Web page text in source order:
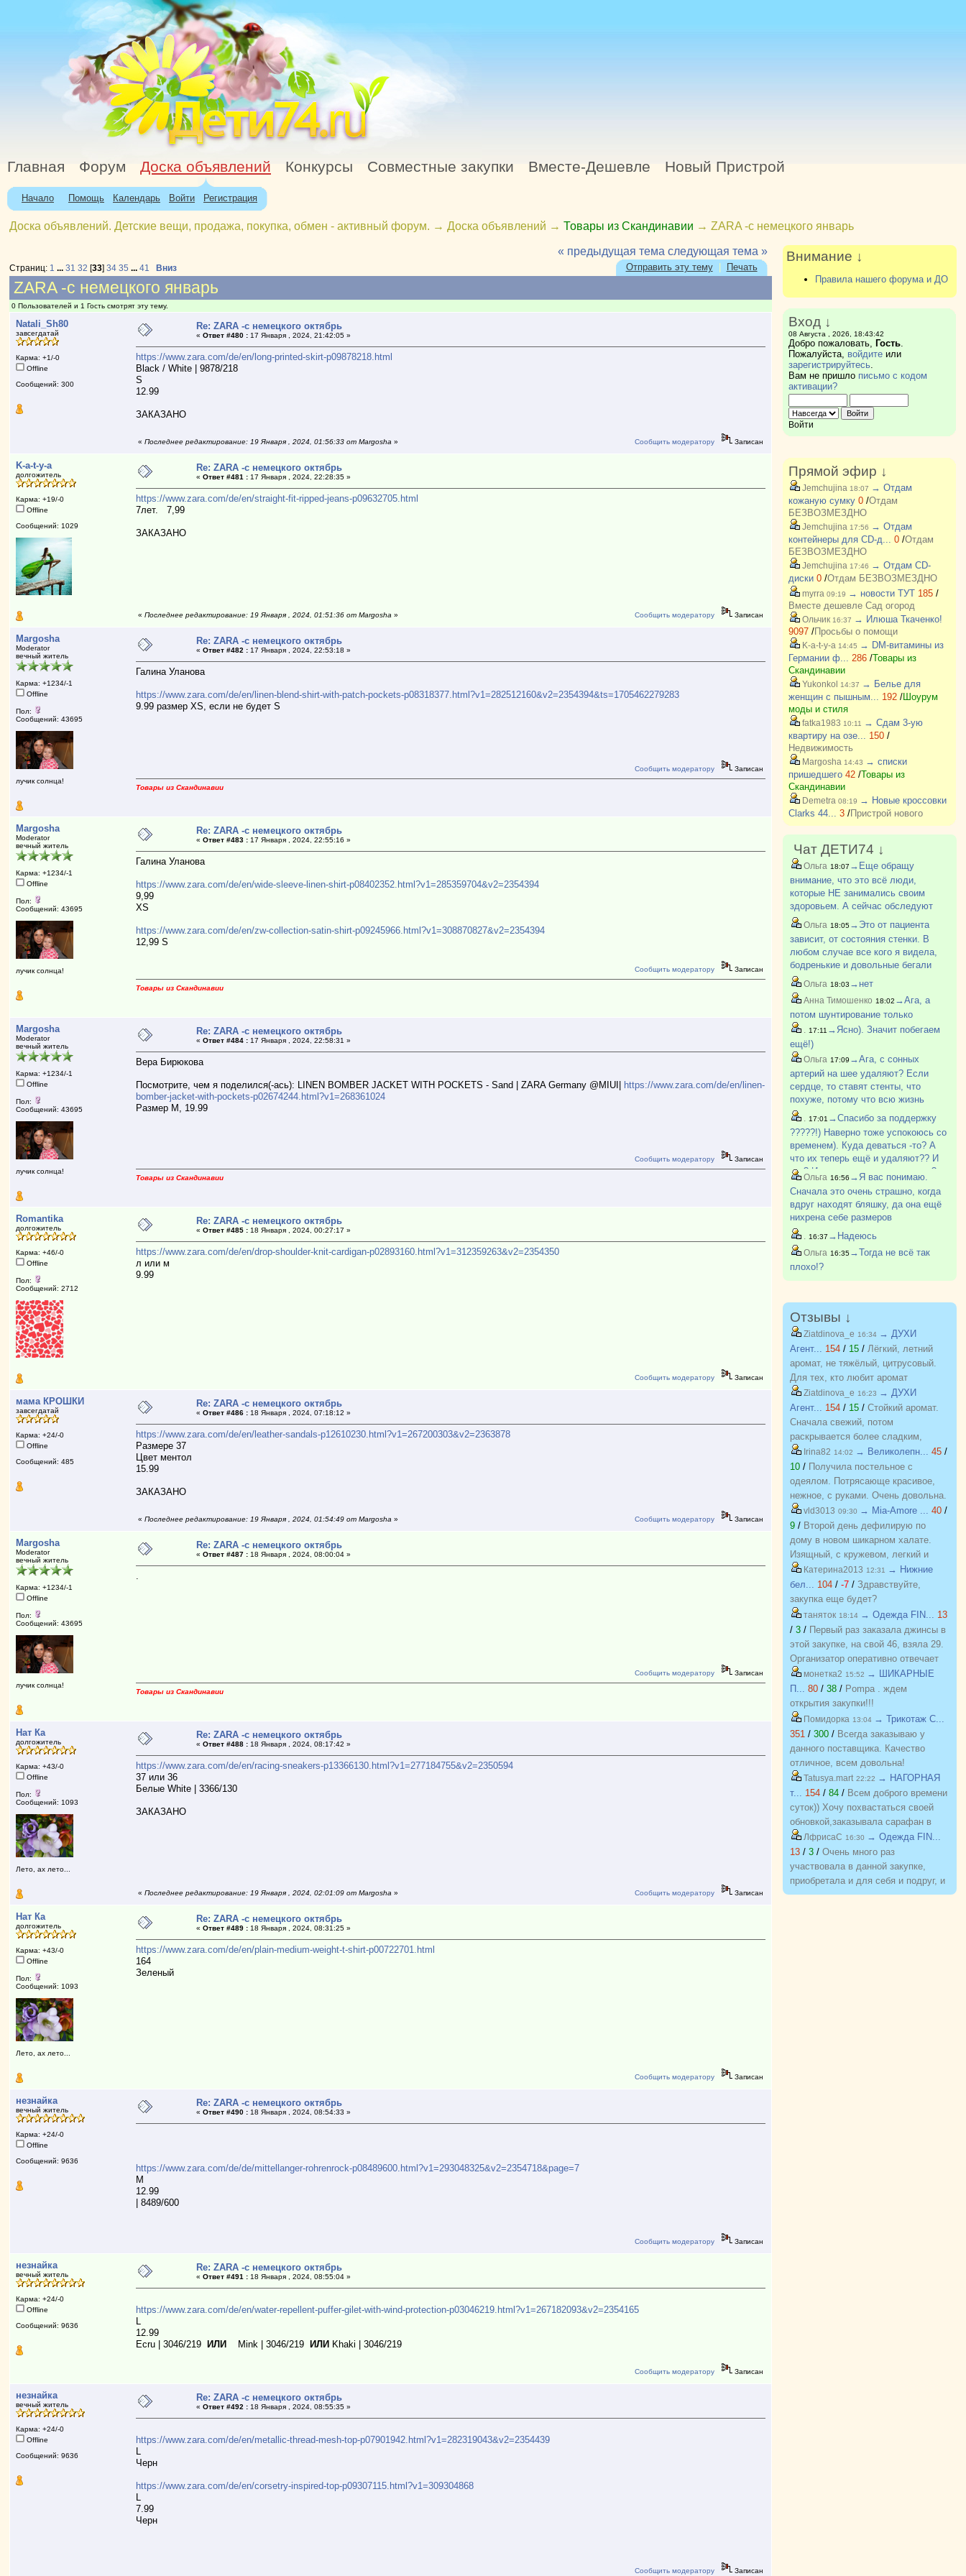
Главная Форум Доска объявлений Конкурсы Совместные закупки Вместе-Дешевле Новый Пристрой
Начало Помощь Календарь Войти Регистрация
Доска объявлений. Детские вещи, продажа, покупка, обмен - активный форум. → Доска объявлений → Товары из Скандинавии → ZARA -с немецкого январь
Страниц: 1 ...31 32 [33]34 35 ...41 Вниз
« предыдущая тема следующая тема »
Отправить эту тему| Печать
ZARA -с немецкого январь
0 Пользователей и 1 Гость смотрят эту тему.
Natali_Sh80
завсегдатай
Карма: +1/-0
Offline
Сообщений: 300
Re: ZARA -с немецкого октябрь
«Ответ #480 : 17 Января , 2024, 21:42:05 »
https://www.zara.com/de/en/long-printed-skirt-p09878218.html
Black / White | 9878/218
S
12.99
ЗАКАЗАНО
«Последнее редактирование: 19 Января , 2024, 01:56:33 от Margosha » Сообщить модератору Записан
K-a-t-y-a
долгожитель
Карма: +19/-0
Offline
Сообщений: 1029
Re: ZARA -с немецкого октябрь
«Ответ #481 : 17 Января , 2024, 22:28:35 »
https://www.zara.com/de/en/straight-fit-ripped-jeans-p09632705.html
7лет. 7,99
ЗАКАЗАНО
«Последнее редактирование: 19 Января , 2024, 01:51:36 от Margosha » Сообщить модератору Записан
Margosha
Moderator
вечный житель
Карма: +1234/-1
Offline
Пол:
Сообщений: 43695
лучик солнца!
Re: ZARA -с немецкого октябрь
«Ответ #482 : 17 Января , 2024, 22:53:18 »
Галина Уланова
https://www.zara.com/de/en/linen-blend-shirt-with-patch-pockets-p08318377.html?v1=282512160&v2=2354394&ts=1705462279283
9.99 размер XS, если не будет S
Сообщить модератору Записан
Товары из Скандинавии
Margosha
Moderator
вечный житель
Карма: +1234/-1
Offline
Пол:
Сообщений: 43695
лучик солнца!
Re: ZARA -с немецкого октябрь
«Ответ #483 : 17 Января , 2024, 22:55:16 »
Галина Уланова
https://www.zara.com/de/en/wide-sleeve-linen-shirt-p08402352.html?v1=285359704&v2=2354394
9,99
XS
https://www.zara.com/de/en/zw-collection-satin-shirt-p09245966.html?v1=308870827&v2=2354394
12,99 S
Сообщить модератору Записан
Товары из Скандинавии
Margosha
Moderator
вечный житель
Карма: +1234/-1
Offline
Пол:
Сообщений: 43695
лучик солнца!
Re: ZARA -с немецкого октябрь
«Ответ #484 : 17 Января , 2024, 22:58:31 »
Вера Бирюкова
Посмотрите, чем я поделился(-ась): LINEN BOMBER JACKET WITH POCKETS - Sand | ZARA Germany @MIUI|
https://www.zara.com/de/en/linen-
bomber-jacket-with-pockets-p02674244.html?v1=268361024
Размер М, 19.99
Сообщить модератору Записан
Товары из Скандинавии
Romantika
долгожитель
Карма: +46/-0
Offline
Пол:
Сообщений: 2712
Re: ZARA -с немецкого октябрь
«Ответ #485 : 18 Января , 2024, 00:27:17 »
https://www.zara.com/de/en/drop-shoulder-knit-cardigan-p02893160.html?v1=312359263&v2=2354350
л или м
9.99
Сообщить модератору Записан
мама КРОШКИ
завсегдатай
Карма: +24/-0
Offline
Сообщений: 485
Re: ZARA -с немецкого октябрь
«Ответ #486 : 18 Января , 2024, 07:18:12 »
https://www.zara.com/de/en/leather-sandals-p12610230.html?v1=267200303&v2=2363878
Размере 37
Цвет ментол
15.99
ЗАКАЗАНО
«Последнее редактирование: 19 Января , 2024, 01:54:49 от Margosha » Сообщить модератору Записан
Margosha
Moderator
вечный житель
Карма: +1234/-1
Offline
Пол:
Сообщений: 43695
лучик солнца!
Re: ZARA -с немецкого октябрь
«Ответ #487 : 18 Января , 2024, 08:00:04 »
.
Сообщить модератору Записан
Товары из Скандинавии
Нат Ка
долгожитель
Карма: +43/-0
Offline
Пол:
Сообщений: 1093
Лето, ах лето...
Re: ZARA -с немецкого октябрь
«Ответ #488 : 18 Января , 2024, 08:17:42 »
https://www.zara.com/de/en/racing-sneakers-p13366130.html?v1=277184755&v2=2350594
37 или 36
Белые White | 3366/130
ЗАКАЗАНО
«Последнее редактирование: 19 Января , 2024, 02:01:09 от Margosha » Сообщить модератору Записан
Нат Ка
долгожитель
Карма: +43/-0
Offline
Пол:
Сообщений: 1093
Лето, ах лето...
Re: ZARA -с немецкого октябрь
«Ответ #489 : 18 Января , 2024, 08:31:25 »
https://www.zara.com/de/en/plain-medium-weight-t-shirt-p00722701.html
164
Зеленый
Сообщить модератору Записан
незнайка
вечный житель
Карма: +24/-0
Offline
Сообщений: 9636
Re: ZARA -с немецкого октябрь
«Ответ #490 : 18 Января , 2024, 08:54:33 »
https://www.zara.com/de/de/mittellanger-rohrenrock-p08489600.html?v1=293048325&v2=2354718&page=7
М
12.99
| 8489/600
Сообщить модератору Записан
незнайка
вечный житель
Карма: +24/-0
Offline
Сообщений: 9636
Re: ZARA -с немецкого октябрь
«Ответ #491 : 18 Января , 2024, 08:55:04 »
https://www.zara.com/de/en/water-repellent-puffer-gilet-with-wind-protection-p03046219.html?v1=267182093&v2=2354165
L
12.99
Ecru | 3046/219
ИЛИ Mink | 3046/219 ИЛИ Khaki | 3046/219
Сообщить модератору Записан
незнайка
вечный житель
Карма: +24/-0
Offline
Сообщений: 9636
Re: ZARA -с немецкого октябрь
«Ответ #492 : 18 Января , 2024, 08:55:35 »
https://www.zara.com/de/en/metallic-thread-mesh-top-p07901942.html?v1=282319043&v2=2354439
L
Черн
https://www.zara.com/de/en/corsetry-inspired-top-p09307115.html?v1=309304868
L
7.99
Черн
Сообщить модератору Записан
Внимание ↓
Правила нашего форума и ДО
Вход ↓
08 Августа , 2026, 18:43:42
Добро пожаловать, Гость.
Пожалуйста, войдитеили
зарегистрируйтесь.
Вам не пришло письмо с кодом
активации?
Войти
Прямой эфир ↓
Jemchujina 18:07 → Отдам
кожаную сумку 0/Отдам
БЕЗВОЗМЕЗДНО
Jemchujina 17:56 → Отдам
контейнеры для CD-д... 0/Отдам
БЕЗВОЗМЕЗДНО
Jemchujina 17:46 → Отдам CD-
диски 0/Отдам БЕЗВОЗМЕЗДНО
myrra 09:19 → новости ТУТ 185/
Вместе дешевле Сад огород
Ольчик16:37 → Илюша Ткаченко!
9097/Просьбы о помощи
K-a-t-y-a 14:45 → DM-витамины из
Германии ф... 286/Товары из
Скандинавии
Yukonkol 14:37 → Белье для
женщин с пышным... 192/Шоурум
моды и стиля
fatka1983 10:11
→ Сдам 3-ую
квартиру на озе... 150/
Недвижимость
Margosha 14:43 → списки
пришедшего 42/Товары из
Скандинавии
Demetra 08:19 → Новые кроссовки
Clarks 44... 3/Пристрой нового
Чат ДЕТИ74 ↓
Ольга 18:07 →Еще обращу
внимание, что это всё люди,
которые НЕ занимались своим
здоровьем. А сейчас обследуют
раньше, лекарства назначают,
отслеживают. Так что у нашего
поколения фора, я считаю.
Ольга 18:05→Это от пациента
зависит, от состояния стенки. В
любом случае все кого я видела,
бодренькие и довольные бегали
после операции
Ольга 18:03 →нет
Анна Тимошенко 18:02 →Ага, а
потом шунтирование только
. 17:11 →Ясно). Значит побегаем
ещё!)
Ольга 17:09 →Ага, с сонных
артерий на шее удаляют? Если
сердце, то ставят стенты, что
похуже, потому что всю жизнь
потом пить кроворазжижающее - у
поставили. Есть протокол, по нему
операция показана, если б?
. 17:01 →Спасибо за поддержку
?????!) Наверно тоже успокоюсь со
временем). Куда деваться -то? А
что их теперь ещё и удаляют?? И
как? И почему сразу не удалить?
Ольга 16:56 →Я вас понимаю.
Сначала это очень страшно, когда
вдруг находят бляшку, да она ещё
нихрена себе размеров
оказывается и в голову лезет
всякое?... Но потом берешь себя в
руки. Статины, физкультура,
каждый день минимум 10.0?
. 16:37 →Надеюсь
Ольга 16:35→Тогда не всё так
плохо!?
Отзывы ↓
Ziatdinova_e 16:34 → ДУХИ
Агент... 154 / 15 / Лёгкий, летний
аромат, не тяжёлый, цитрусовый.
Для тех, кто любит аромат
бергамота, грейпфрута. С хорошей
стойкостью, на одежде еще долго
держится потом.
Ziatdinova_e 16:23 → ДУХИ
Агент... 154 / 15 / Стойкий аромат.
Сначала свежий, потом
раскрывается более сладким,
пряным. Очень похож на оригинал,
почти не отличить.
Irina82 14:02 → Великолепн... 45 /
10 / Получила постельное с
одеялом. Потрясающе красивое,
нежное, с руками. Очень довольна.
Хочу еще! Спасибо
vld3013 09:30 → Mia-Amore ... 40 /
9 / Второй день дефилирую по
дому в новом шикарном халате.
Изящный, с кружевом, легкий и
красивый. Куплен на распродаже
по отличной цене. Спасибо
организатору за возможность
приобретать красивые вещи по
приятным ценам. Желаю закупке
процветания и долгожительства
Катерина2013 12:31
→ Нижние
бел... 104 / -7 / Здравствуйте,
закупка еще будет?
таняток 18:14 → Одежда FIN... 13
/ 3 / Первый раз заказала джинсы в
этой закупке, на свой 46, взяла 29.
Организатор оперативно отвечает
на вопросы. Спасибо!!!
монетка2 15:52 → ШИКАРНЫЕ
П... 80 / 38 / Pompa . ждем
открытия закупки!!!
Помидорка 13:04 → Трикотаж C...
351 / 300 / Всегда заказываю у
данного поставщика. Качество
отличное, всем довольна!
Tatusya.mart 22:22 → НАГОРНАЯ
т... 154 / 84 / Всем доброго времени
суток)) Хочу похвастаться своей
обновкой,заказывала сарафан в
закупке (Нагорная трикотаж) и
осталась в полном восторге от
качества)) Соответствие
размерности и качество Выше
всяких похвал))
ЛфрисаС 16:30 → Одежда FIN...
13 / 3 / Очень много раз
участвовала в данной закупке,
приобретала и для себя и подруг, и
джинсы, и джемпера, и платья, и